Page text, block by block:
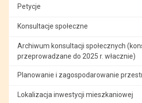
Petycje
Konsultacje społeczne
Archiwum konsultacji społecznych
przeprowadzane do 2025 r. włacznie)
Planowanie i zagospodarowanie
Lokalizacja inwestycji mieszkaniowej